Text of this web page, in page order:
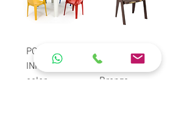
POLTRONA
INFANTIL
color
Poltrona
Jamaica
Bronze -